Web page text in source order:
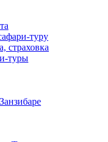
туру
страховка
туры